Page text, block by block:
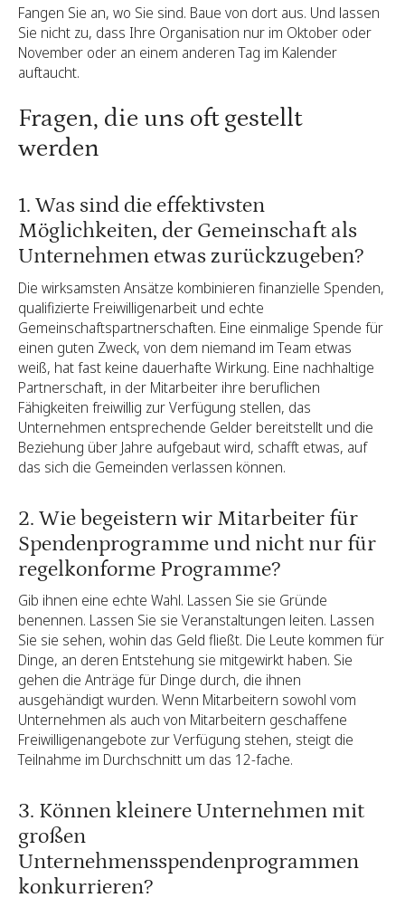
Fangen Sie an, wo Sie sind. Baue von dort aus. Und lassen
Sie nicht zu, dass Ihre Organisation nur im Oktober oder
November oder an einem anderen Tag im Kalender
auftaucht.
Fragen, die uns oft gestellt
werden
1. Was sind die effektivsten
Möglichkeiten, der Gemeinschaft als
Unternehmen etwas zurückzugeben?
Die wirksamsten Ansätze kombinieren finanzielle Spenden,
qualifizierte Freiwilligenarbeit und echte
Gemeinschaftspartnerschaften. Eine einmalige Spende für
einen guten Zweck, von dem niemand im Team etwas
weiß, hat fast keine dauerhafte Wirkung. Eine nachhaltige
Partnerschaft, in der Mitarbeiter ihre beruflichen
Fähigkeiten freiwillig zur Verfügung stellen, das
Unternehmen entsprechende Gelder bereitstellt und die
Beziehung über Jahre aufgebaut wird, schafft etwas, auf
das sich die Gemeinden verlassen können.
2. Wie begeistern wir Mitarbeiter für
Spendenprogramme und nicht nur für
regelkonforme Programme?
Gib ihnen eine echte Wahl. Lassen Sie sie Gründe
benennen. Lassen Sie sie Veranstaltungen leiten. Lassen
Sie sie sehen, wohin das Geld fließt. Die Leute kommen für
Dinge, an deren Entstehung sie mitgewirkt haben. Sie
gehen die Anträge für Dinge durch, die ihnen
ausgehändigt wurden. Wenn Mitarbeitern sowohl vom
Unternehmen als auch von Mitarbeitern geschaffene
Freiwilligenangebote zur Verfügung stehen, steigt die
Teilnahme im Durchschnitt um das 12-fache.
3. Können kleinere Unternehmen mit
großen
Unternehmensspendenprogrammen
konkurrieren?